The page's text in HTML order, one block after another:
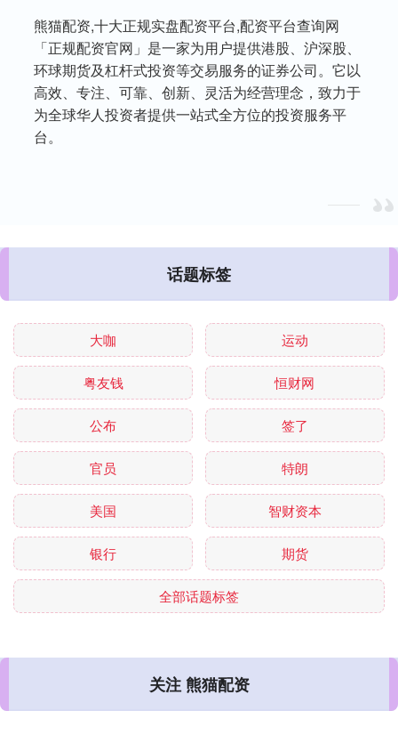
熊猫配资,十大正规实盘配资平台,配资平台查询网
「正规配资官网」是一家为用户提供港股、沪深股、
环球期货及杠杆式投资等交易服务的证券公司。它以
高效、专注、可靠、创新、灵活为经营理念，致力于
为全球华人投资者提供一站式全方位的投资服务平
台。
话题标签
大咖 运动
粤友钱 恒财网
公布 签了
官员 特朗
美国 智财资本
银行 期货
全部话题标签
关注 熊猫配资